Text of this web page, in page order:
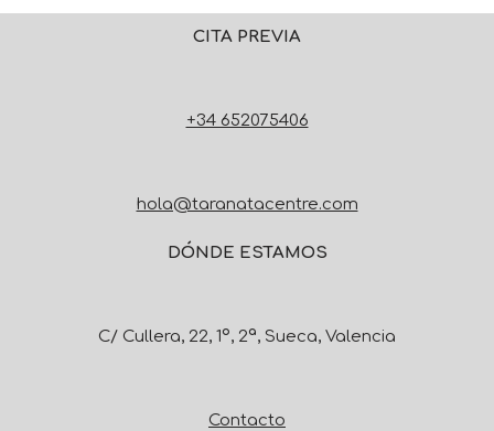
CITA PREVIA
+34 652075406
hola@taranatacentre.com
DÓNDE ESTAMOS
C/ Cullera, 22, 1º, 2ª, Sueca, Valencia
Contacto